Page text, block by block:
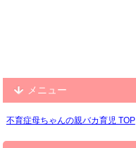
メニュー
不育症母ちゃんの親バカ育児 TOP